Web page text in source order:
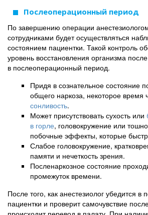
Послеоперационный период
По завершению операции
сотрудниками будет осуществляться
состоянием пациентки. Такой контроль
уровень восстановления организма
в послеоперационный период.
Придя в сознательное состояние
общего наркоза, некоторое время
сонливость.
Может присутствовать сухость или
в горле, головокружение или
побочные эффекты, которые
Слабое головокружение,
памяти и нечеткость зрения.
Посленаркозное состояние
промежуток времени.
После того, как анестезиолог убедится
пациентки и проверит самочувствие